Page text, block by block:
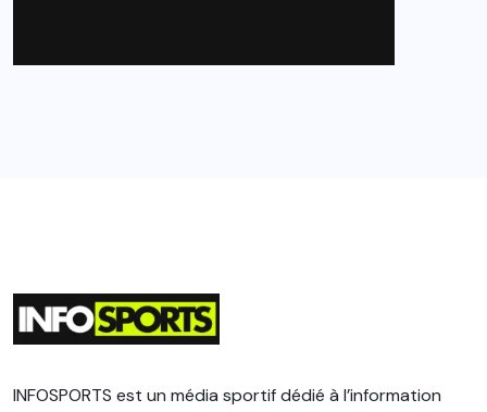
INFOSPORTS est un média sportif dédié à l’information